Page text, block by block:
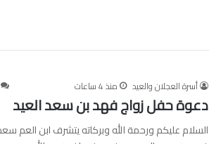
أسرة العجلان والعيد منذ 4 ساعات
دعوة حفل زواج فهد بن سعد العيد
السلام عليكم ورحمة الله وبركاته يتشرف ابن العم